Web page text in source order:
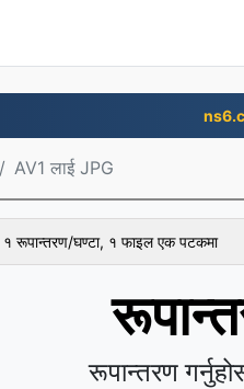
AV1 लाई JPG
१ रूपान्तरण/घण्टा, १ फाइल एक पटकमा
रूपान्तरण